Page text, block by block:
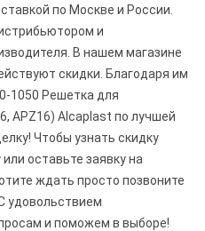
по Москве и России.
и
В нашем магазине
скидки. Благодаря им
1050 Решетка для
APZ16) Alcaplast по лучшей
Чтобы узнать скидку
оставьте заявку на
ждать просто позвоните
С удовольствием
и поможем в выборе!